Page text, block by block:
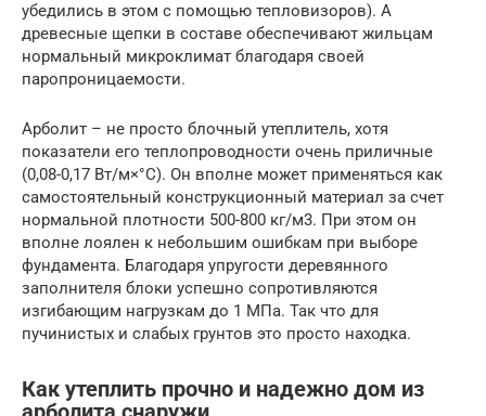
убедились в этом с помощью тепловизоров). А
древесные щепки в составе обеспечивают жильцам
нормальный микроклимат благодаря своей
паропроницаемости.
Арболит – не просто блочный утеплитель, хотя
показатели его теплопроводности очень приличные
(0,08-0,17 Вт/м×°С). Он вполне может применяться как
самостоятельный конструкционный материал за счет
нормальной плотности 500-800 кг/м3. При этом он
вполне лоялен к небольшим ошибкам при выборе
фундамента. Благодаря упругости деревянного
заполнителя блоки успешно сопротивляются
изгибающим нагрузкам до 1 МПа. Так что для
пучинистых и слабых грунтов это просто находка.
Как утеплить прочно и надежно дом из